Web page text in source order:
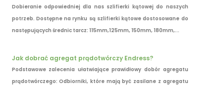
Dobieranie odpowiedniej dla nas szlifierki kątowej do naszych
potrzeb. Dostępne na rynku są szlifierki kątowe dostosowane do
następujących średnic tarcz: 115mm,125mm, 150mm, 180mm,...
Jak dobrać agregat prądotwórczy Endress?
Podstawowe zalecenia ułatwiające prawidłowy dobór agregatu
prądotwórczego: Odbiorniki, które mają być zasilane z agregatu